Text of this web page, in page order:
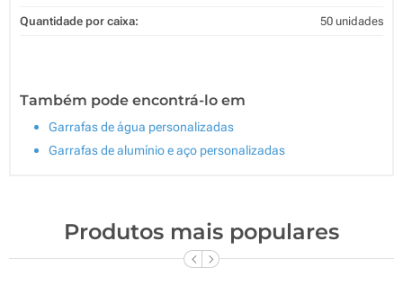
Quantidade por caixa: 50 unidades
Também pode encontrá-lo em
Garrafas de água personalizadas
Garrafas de alumínio e aço personalizadas
Produtos mais populares